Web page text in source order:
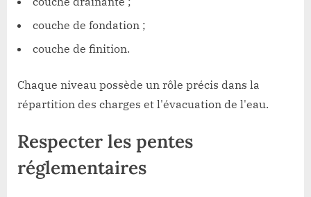
couche de fondation ;
couche de finition.
Chaque niveau possède un rôle précis dans la
répartition des charges et l'évacuation de l'eau.
Respecter les pentes
réglementaires